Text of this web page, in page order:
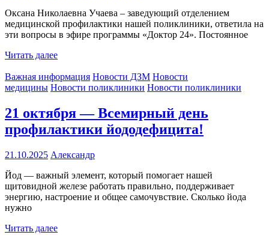
Оксана Николаевна Учаева – заведующий отделением
медицинской профилактики нашей поликлиники, ответила на
эти вопросы в эфире программы «Доктор 24». Постоянное
Читать далее
Важная информация Новости ДЗМ Новости
медицины Новости поликлиники Новости поликлиники
21 октября — Всемирный день
профилактики йододефицита!
21.10.2025 Александр
Йод — важный элемент, который помогает нашей
щитовидной железе работать правильно, поддерживает
энергию, настроение и общее самочувствие. Сколько йода
нужно
Читать далее